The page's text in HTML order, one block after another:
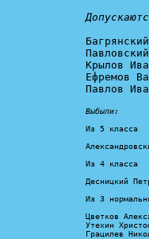
Крылов
Ефремов
Павлов
Выбыли:
Из 5 класса
Из 4 класса
Десницкий
Из 3
Цветков
Утехин
Грацилев